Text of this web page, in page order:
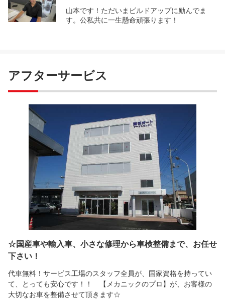
山本です！ただいまビルドアップに励んでま
す。公私共に一生懸命頑張ります！
アフターサービス
☆国産車や輸入車、小さな修理から車検整備まで、お任せ
下さい！
代車無料！サービス工場のスタッフ全員が、国家資格を持ってい
て、とっても安心です！！ 【メカニックのプロ】が、お客様の
大切なお車を整備させて頂きます☆